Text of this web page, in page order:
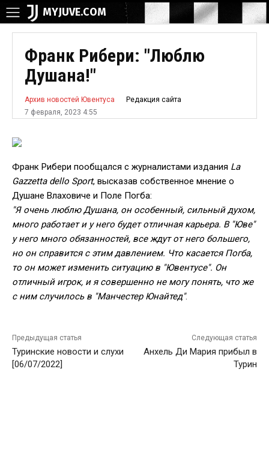
MYJUVE.COM
Франк Рибери: "Люблю
Душана!"
Архив новостей Ювентуса
Редакция сайта
7 февраля, 2023 4:55
Франк Рибери пообщался с журналистами издания La
Gazzetta dello Sport, высказав собственное мнение о
Душане Влаховиче и Поле Погба:
"Я очень люблю Душана, он особенный, сильный духом,
много работает и у него будет отличная карьера. В "Юве"
у него много обязанностей, все ждут от него большего,
но он справится с этим давлением. Что касается Погба,
то он может изменить ситуацию в "Ювентусе". Он
отличный игрок, и я совершенно не могу понять, что же
с ним случилось в "Манчестер Юнайтед".
Предыдущая статья
Туринские новости и слухи
[06/07/2022]
Следующая статья
Анхель Ди Мария прибыл в
Турин